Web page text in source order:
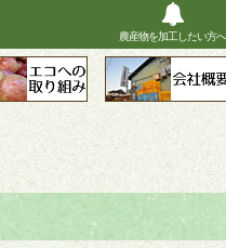
農産物を加工したい方へ